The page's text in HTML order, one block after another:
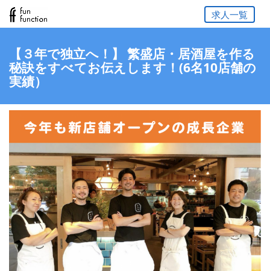
求人一覧
【３年で独立へ！】 繁盛店・居酒屋を作る
秘訣をすべてお伝えします！(6名10店舗の
実績）